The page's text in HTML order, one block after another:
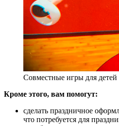
Совместные игры для детей
Кроме этого, вам помогут:
сделать праздничное
что потребуется для